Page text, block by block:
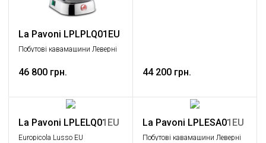
La Pavoni LPLPLQ01EU
Побутові кавамашини Леверні
46 800 грн. 44 200 грн.
La Pavoni LPLELQ01EU
Europicola Lusso EU
La Pavoni LPLESA01EU
Побутові кавамашини Леверні